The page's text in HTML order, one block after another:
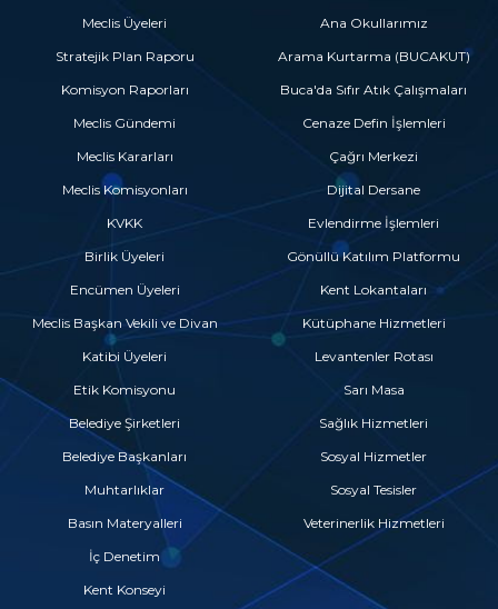
Meclis Üyeleri
Stratejik Plan Raporu
Komisyon Raporları
Meclis Gündemi
Meclis Kararları
Meclis Komisyonları
KVKK
Birlik Üyeleri
Encümen Üyeleri
Meclis Başkan Vekili ve Divan
Katibi Üyeleri
Etik Komisyonu
Belediye Şirketleri
Belediye Başkanları
Muhtarlıklar
Basın Materyalleri
İç Denetim
Kent Konseyi
Ana Okullarımız
Arama Kurtarma (BUCAKUT)
Buca'da Sıfır Atık Çalışmaları
Cenaze Defin İşlemleri
Çağrı Merkezi
Dijital Dersane
Evlendirme İşlemleri
Gönüllü Katılım Platformu
Kent Lokantaları
Kütüphane Hizmetleri
Levantenler Rotası
Sarı Masa
Sağlık Hizmetleri
Sosyal Hizmetler
Sosyal Tesisler
Veterinerlik Hizmetleri